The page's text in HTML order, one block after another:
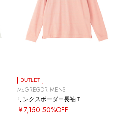
OUTLET
McGREGOR MENS
リンクスボーダー長袖Ｔ
￥7,150 50%OFF